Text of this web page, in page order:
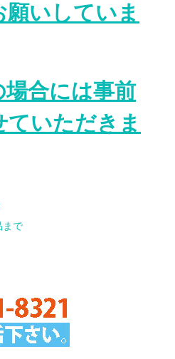
いしていま
合には事前
ていただきま
まで